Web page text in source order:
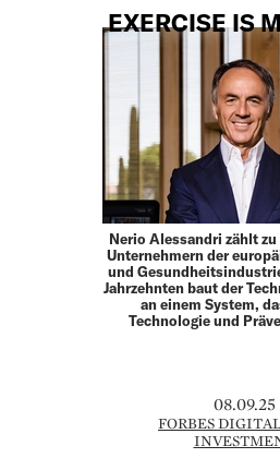
EXERCISE IS
Nerio Alessandri zählt zu
Unternehmern der
und
Jahrzehnten baut der
an einem System,
Technologie und
08.09.25
FORBES